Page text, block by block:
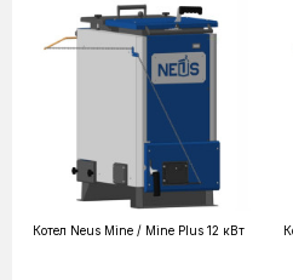
Котел Neus Mine / Mine Plus 12 кВт